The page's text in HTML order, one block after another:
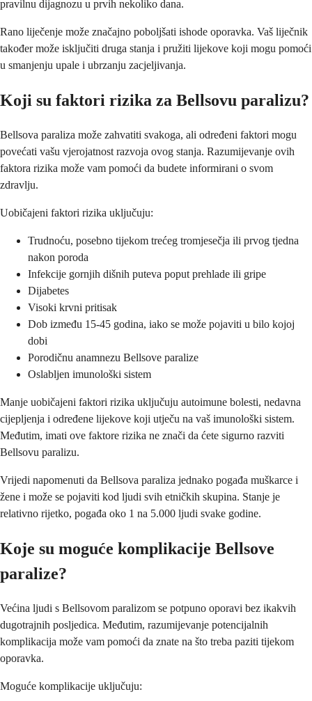
pravilnu dijagnozu u prvih nekoliko dana.
Rano liječenje može značajno poboljšati ishode oporavka. Vaš liječnik
također može isključiti druga stanja i pružiti lijekove koji mogu pomoći
u smanjenju upale i ubrzanju zacjeljivanja.
Koji su faktori rizika za Bellsovu paralizu?
Bellsova paraliza može zahvatiti svakoga, ali određeni faktori mogu
povećati vašu vjerojatnost razvoja ovog stanja. Razumijevanje ovih
faktora rizika može vam pomoći da budete informirani o svom
zdravlju.
Uobičajeni faktori rizika uključuju:
Trudnoću, posebno tijekom trećeg tromjesečja ili prvog tjedna
nakon poroda
Infekcije gornjih dišnih puteva poput prehlade ili gripe
Dijabetes
Visoki krvni pritisak
Dob između 15-45 godina, iako se može pojaviti u bilo kojoj
dobi
Porodičnu anamnezu Bellsove paralize
Oslabljen imunološki sistem
Manje uobičajeni faktori rizika uključuju autoimune bolesti, nedavna
cijepljenja i određene lijekove koji utječu na vaš imunološki sistem.
Međutim, imati ove faktore rizika ne znači da ćete sigurno razviti
Bellsovu paralizu.
Vrijedi napomenuti da Bellsova paraliza jednako pogađa muškarce i
žene i može se pojaviti kod ljudi svih etničkih skupina. Stanje je
relativno rijetko, pogađa oko 1 na 5.000 ljudi svake godine.
Koje su moguće komplikacije Bellsove
paralize?
Većina ljudi s Bellsovom paralizom se potpuno oporavi bez ikakvih
dugotrajnih posljedica. Međutim, razumijevanje potencijalnih
komplikacija može vam pomoći da znate na što treba paziti tijekom
oporavka.
Moguće komplikacije uključuju: